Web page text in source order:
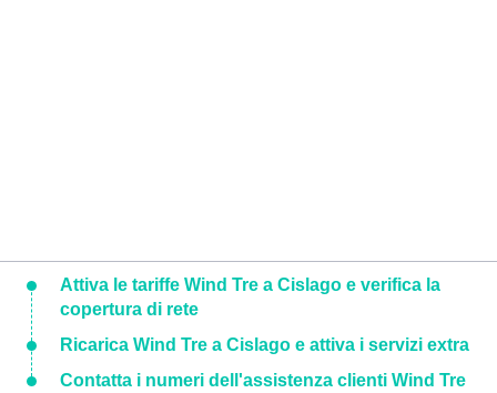
Attiva le tariffe Wind Tre a Cislago e verifica la
copertura di rete
Ricarica Wind Tre a Cislago e attiva i servizi extra
Contatta i numeri dell'assistenza clienti Wind Tre